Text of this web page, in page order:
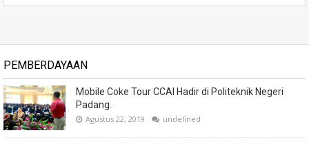
PEMBERDAYAAN
Mobile Coke Tour CCAI Hadir di Politeknik Negeri
Padang.
Agustus 22, 2019 undefined